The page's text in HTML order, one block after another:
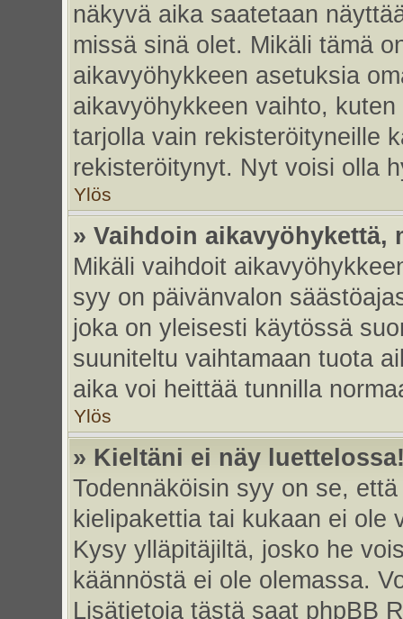
näkyvä aika saatetaan
missä sinä olet. Mikäli tämä
aikavyöhykkeen asetuksia
aikavyöhykkeen vaihto,
tarjolla vain rekisteröityneille
rekisteröitynyt. Nyt voisi olla
Ylös
» Vaihdoin
Mikäli vaihdoit
syy on päivänvalon
joka on yleisesti käytössä
suuniteltu vaihtamaan tuota
aika voi heittää tunnilla
Ylös
» Kieltäni ei näy
Todennäköisin syy on se,
kielipakettia tai kukaan ei ole
Kysy ylläpitäjiltä, josko he
käännöstä ei ole olemassa.
Lisätietoja tästä saat phpBB